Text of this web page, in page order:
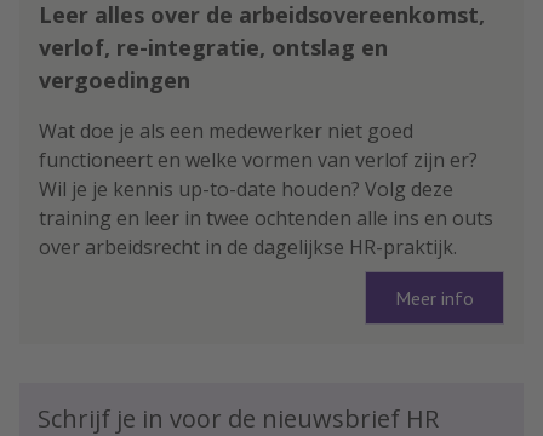
Leer alles over de arbeidsovereenkomst,
verlof, re-integratie, ontslag en
vergoedingen
Wat doe je als een medewerker niet goed
functioneert en welke vormen van verlof zijn er?
Wil je je kennis up-to-date houden? Volg deze
training en leer in twee ochtenden alle ins en outs
over arbeidsrecht in de dagelijkse HR-praktijk.
Meer info
Schrijf je in voor de nieuwsbrief HR